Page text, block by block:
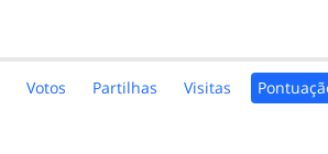
Votos Partilhas Visitas